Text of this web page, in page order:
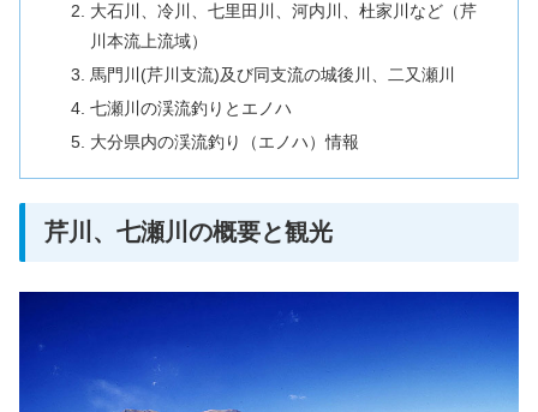
大石川、冷川、七里田川、河内川、杜家川など（芹
川本流上流域）
馬門川(芹川支流)及び同支流の城後川、二又瀬川
七瀬川の渓流釣りとエノハ
大分県内の渓流釣り（エノハ）情報
芹川、七瀬川の概要と観光